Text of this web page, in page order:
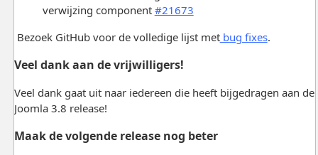
verwijzing component #21673
Bezoek GitHub voor de volledige lijst metbug fixes.
Veel dank aan de vrijwilligers!
Veel dank gaat uit naar iedereen die heeft bijgedragen aan de
Joomla 3.8 release!
Maak de volgende release nog beter